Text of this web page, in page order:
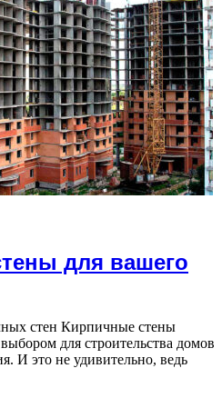
для вашего
стен Кирпичные стены
для строительства домов
И это не удивительно, ведь